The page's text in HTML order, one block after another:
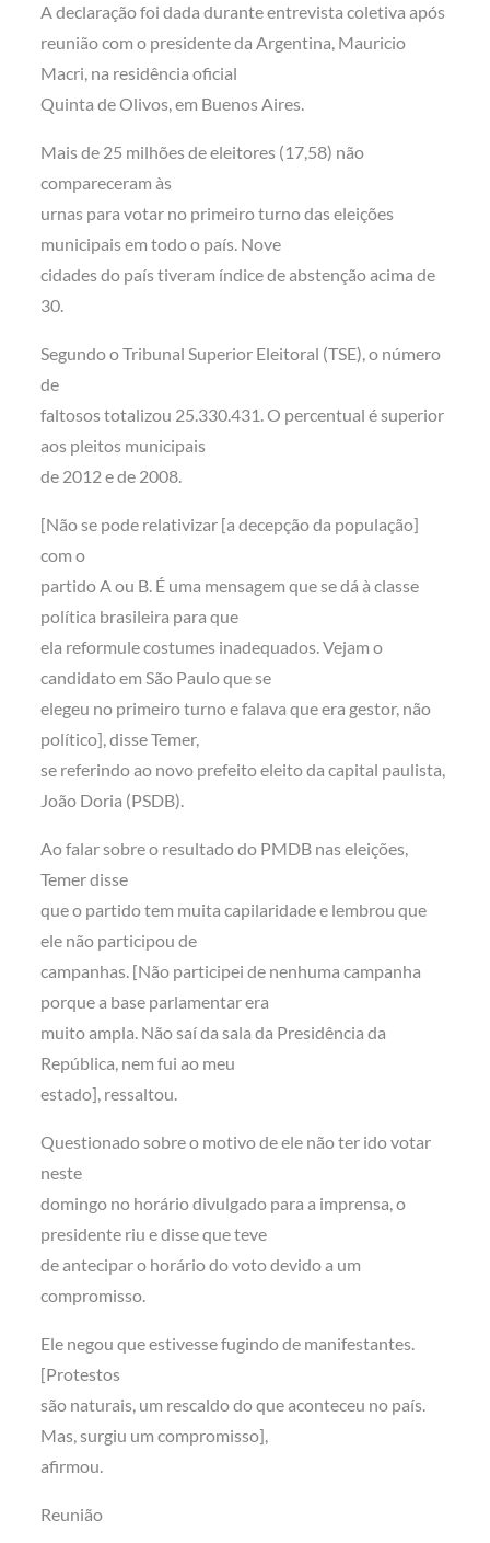
A declaração foi dada durante entrevista coletiva após
reunião com o presidente da Argentina, Mauricio
Macri, na residência oficial
Quinta de Olivos, em Buenos Aires.
Mais de 25 milhões de eleitores (17,58) não
compareceram às
urnas para votar no primeiro turno das eleições
municipais em todo o país. Nove
cidades do país tiveram índice de abstenção acima de
30.
Segundo o Tribunal Superior Eleitoral (TSE), o número
de
faltosos totalizou 25.330.431. O percentual é superior
aos pleitos municipais
de 2012 e de 2008.
[Não se pode relativizar [a decepção da população]
com o
partido A ou B. É uma mensagem que se dá à classe
política brasileira para que
ela reformule costumes inadequados. Vejam o
candidato em São Paulo que se
elegeu no primeiro turno e falava que era gestor, não
político], disse Temer,
se referindo ao novo prefeito eleito da capital paulista,
João Doria (PSDB).
Ao falar sobre o resultado do PMDB nas eleições,
Temer disse
que o partido tem muita capilaridade e lembrou que
ele não participou de
campanhas. [Não participei de nenhuma campanha
porque a base parlamentar era
muito ampla. Não saí da sala da Presidência da
República, nem fui ao meu
estado], ressaltou.
Questionado sobre o motivo de ele não ter ido votar
neste
domingo no horário divulgado para a imprensa, o
presidente riu e disse que teve
de antecipar o horário do voto devido a um
compromisso.
Ele negou que estivesse fugindo de manifestantes.
[Protestos
são naturais, um rescaldo do que aconteceu no país.
Mas, surgiu um compromisso],
afirmou.
Reunião